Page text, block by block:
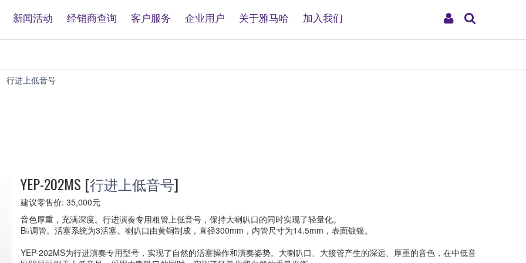
My
新闻活动 经销商查询 客户服务 企业用户 关于雅马哈 加入我们
行进上低音号
YEP-202MS [行进上低音号]
建议零售价: 35,000元
音色厚重，充满深度。行进演奏专用粗管上低音号，保持大喇叭口的同时实现了轻量化。
B♭调管。活塞系统为3活塞。喇叭口由黄铜制成，直径300mm，内管尺寸为14.5mm，表面镀银。
YEP-202MS为行进演奏专用型号，实现了自然的活塞操作和演奏姿势。大喇叭口、大接管产生的深远、厚重的音色，在中低音